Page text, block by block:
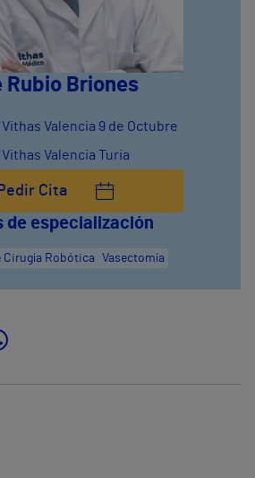
Rubio Briones
Valencia 9 de Octubre
Valencia Turia
Pedir Cita
de especialización
Cirugía Robótica Vasectomía